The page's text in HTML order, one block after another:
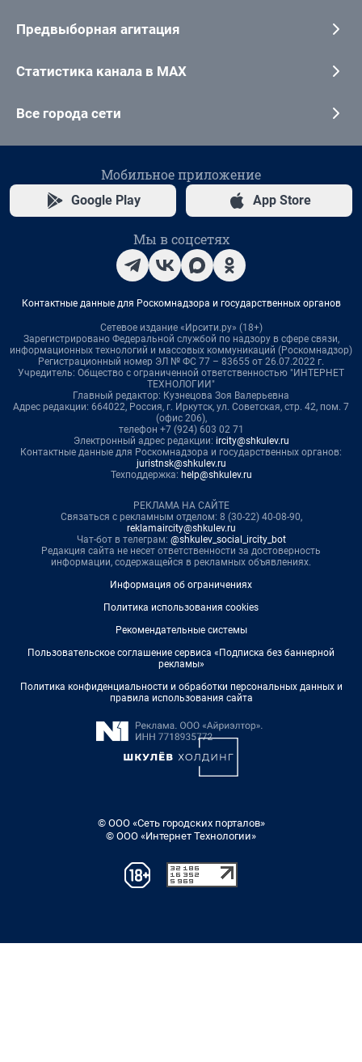
Предвыборная агитация
Статистика канала в MAX
Все города сети
Мобильное приложение
Google Play App Store
Мы в соцсетях
Контактные данные для Роскомнадзора и государственных органов
Сетевое издание «Ирсити.ру» (18+)
Зарегистрировано Федеральной службой по надзору в сфере связи,
информационных технологий и массовых коммуникаций (Роскомнадзор)
Регистрационный номер ЭЛ № ФС 77 – 83655 от 26.07.2022 г.
Учредитель: Общество с ограниченной ответственностью "ИНТЕРНЕТ
ТЕХНОЛОГИИ"
Главный редактор: Кузнецова Зоя Валерьевна
Адрес редакции: 664022, Россия, г. Иркутск, ул. Советская, стр. 42, пом. 7
(офис 206),
телефон +7 (924) 603 02 71
Электронный адрес редакции: ircity@shkulev.ru
Контактные данные для Роскомнадзора и государственных органов:
juristnsk@shkulev.ru
Техподдержка: help@shkulev.ru
РЕКЛАМА НА САЙТЕ
Связаться с рекламным отделом: 8 (30-22) 40-08-90,
reklamaircity@shkulev.ru
Чат-бот в телеграм: @shkulev_social_ircity_bot
Редакция сайта не несет ответственности за достоверность
информации, содержащейся в рекламных объявлениях.
Информация об ограничениях
Политика использования cookies
Рекомендательные системы
Пользовательское соглашение сервиса «Подписка без баннерной
рекламы»
Политика конфиденциальности и обработки персональных данных и
правила использования сайта
© ООО «Сеть городских порталов»
© ООО «Интернет Технологии»